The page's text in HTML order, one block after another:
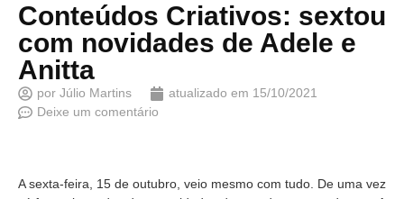
Conteúdos Criativos: sextou
com novidades de Adele e
Anitta
por Júlio Martins atualizado em 15/10/2021
Deixe um comentário
A sexta-feira, 15 de outubro, veio mesmo com tudo. De uma vez